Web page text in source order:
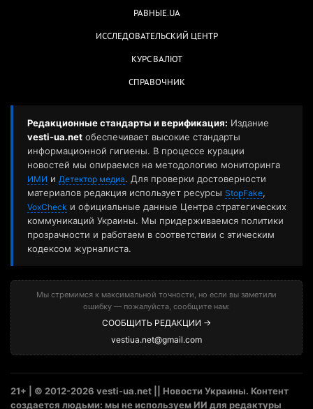
РАВНЫЕ.UA
ИССЛЕДОВАТЕЛЬСКИЙ ЦЕНТР
КУРС ВАЛЮТ
СПРАВОЧНИК
Редакционные стандарты и верификация: Издание
vesti-ua.net обеспечивает высокие стандарты
информационной гигиены. В процессе курации
новостей мы опираемся на методологию мониторинга
ИМИ и Детектор медиа. Для проверки достоверности
материалов редакция использует ресурсы StopFake,
VoxCheck и официальные данные Центра стратегических
коммуникаций Украины. Мы придерживаемся политики
прозрачности и работаем в соответствии с этическим
кодексом журналиста.
Мы стремимся к максимальной точности, но если вы заметили
ошибку — пожалуйста, сообщите нам:
СООБЩИТЬ РЕДАКЦИИ →
vestiua.net@gmail.com
21+ | © 2012-2026 vesti-ua.net || Новости Украины. Контент
создается людьми: мы не используем ИИ для редактуры